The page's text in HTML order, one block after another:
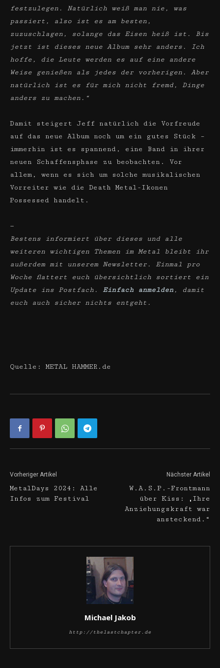
festzulegen. Natürlich weiß man nie, was
passiert, also ist es am besten,
zuzuschlagen, solange das Eisen heiß ist. Bis
jetzt ist dieses neue Album sehr anders. Ich
hoffe, die Leute werden es auf eine andere
Weise genießen als jedes der vorherigen. Aber
natürlich ist es für mich nicht fremd, Dinge
anders zu machen.“
Damit steigert Jeff natürlich die Vorfreude
auf das neue Album noch um ein gutes Stück –
immerhin ist es spannend, eine Band in ihrer
neuen Schaffensphase zu beobachten. Vor
allem, wenn es sich um solche musikalischen
Vorreiter wie die Death Metal-Ikonen
Possessed handelt.
—
Bestens informiert über dieses und alle
weiteren wichtigen Themen im Metal bleibt ihr
außerdem mit unserem Newsletter. Einmal pro
Woche flattert euch übersichtlich sortiert ein
Update ins Postfach.
Einfach anmelden , damit
euch auch sicher nichts entgeht.
Quelle: METAL HAMMER.de
Vorheriger Artikel
MetalDays 2024: Alle
Infos zum Festival
Nächster Artikel
W.A.S.P.-Frontmann
über Kiss: „Ihre
Anziehungskraft war
ansteckend.“
Michael Jakob
http://thelastchapter.de